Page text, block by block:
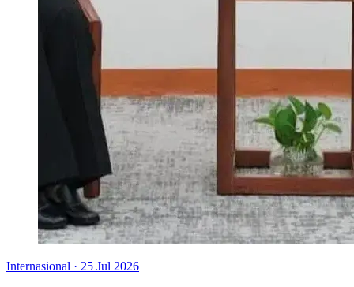
Internasional · 25 Jul 2026